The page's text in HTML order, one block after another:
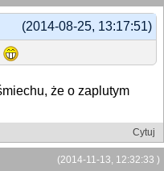
(2014-08-25, 13:17:51)
że o zaplutym
Cytuj
(2014-11-13, 12:32:33 )